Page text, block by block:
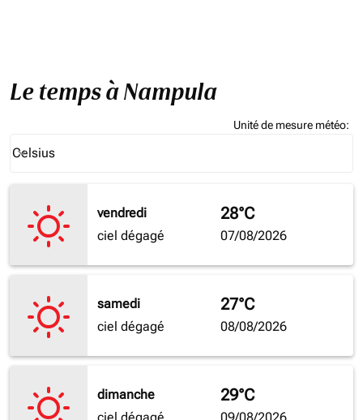
Le temps à Nampula
Unité de mesure météo:
Celsius
keyboard_arrow_down
vendredi
ciel dégagé
28°C
07/08/2026
samedi
ciel dégagé
27°C
08/08/2026
dimanche
29°C